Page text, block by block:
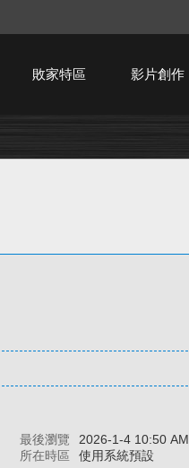
敗家特區 影片創作
最後瀏覽
2026-1-4 10:50 AM
所在時區 使用系統預設